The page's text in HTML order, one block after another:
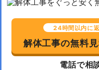
24時間以内に
解体工事の無料
電話で相